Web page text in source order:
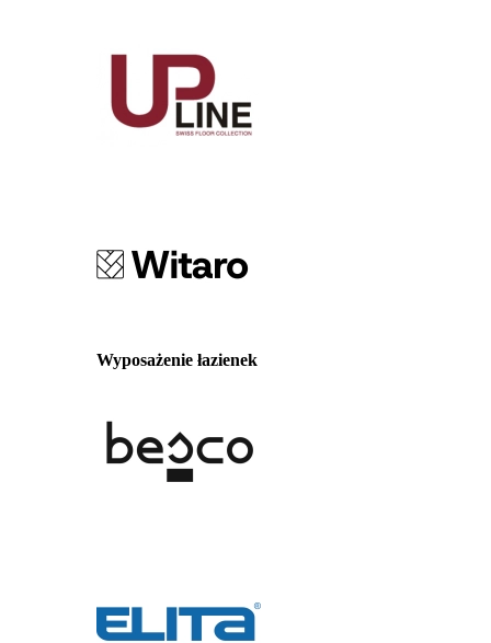
Wyposażenie łazienek